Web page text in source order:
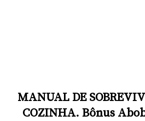
MANUAL DE
COZINHA. Bônus